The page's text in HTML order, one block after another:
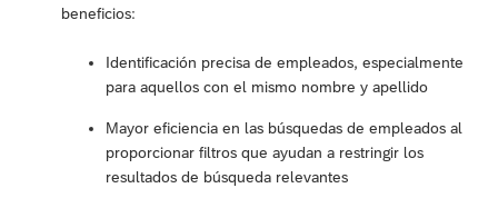
beneficios:
Identificación precisa de empleados, especialmente
para aquellos con el mismo nombre y apellido
Mayor eficiencia en las búsquedas de empleados al
proporcionar filtros que ayudan a restringir los
resultados de búsqueda relevantes